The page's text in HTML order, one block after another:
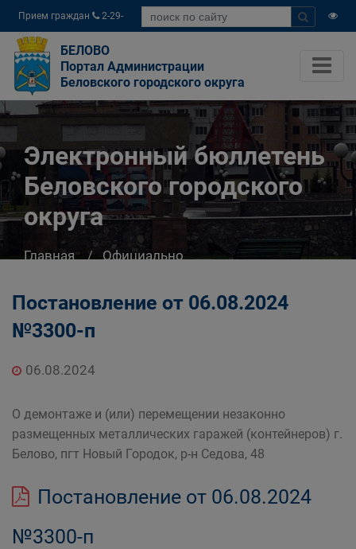
Прием граждан
2-29-
04
БЕЛОВО
Портал Администрации
Беловского городского округа
Электронный бюллетень
Беловского городского
округа
Главная
Официально
Постановление от 06.08.2024
№3300-п
06.08.2024
О демонтаже и (или) перемещении незаконно
размещенных металлических гаражей (контейнеров) г.
Белово, пгт Новый Городок, р-н Седова, 48
Постановление от 06.08.2024
№3300-п